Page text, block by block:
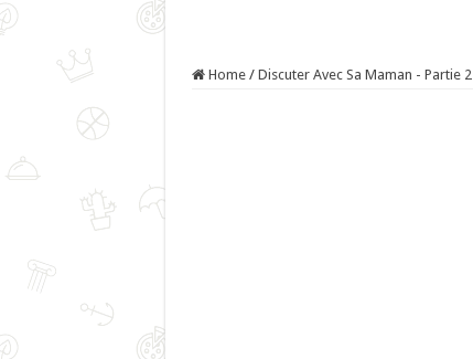
Home / Discuter Avec Sa Maman - Partie 2